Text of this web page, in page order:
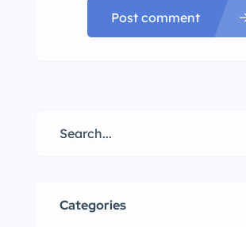
Post comment
Categories